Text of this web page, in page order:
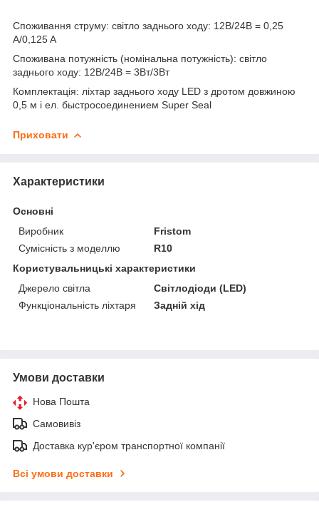
Споживання струму: світло заднього ходу: 12В/24В = 0,25
A/0,125 A
Споживана потужність (номінальна потужність): світло
заднього ходу: 12В/24В = 3Вт/3Вт
Комплектація: ліхтар заднього ходу LED з дротом довжиною
0,5 м і ел. быстросоединением Super Seal
Приховати
Характеристики
Основні
Виробник
Fristom
Сумісність з моделлю
R10
Користувальницькі характеристики
Джерело світла
Світлодіоди (LED)
Функціональність ліхтаря
Задній хід
Умови доставки
Нова Пошта
Самовивіз
Доставка кур'єром транспортної компанії
Всі умови доставки